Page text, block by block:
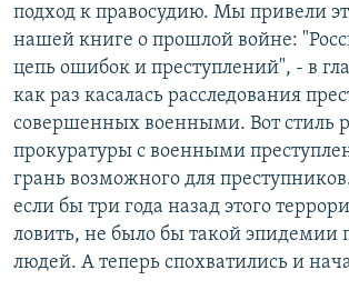
подход к правосудию. Мы привели
нашей книге о прошлой войне:
цепь ошибок и преступлений", - в
как раз касалась расследования
совершенных военными. Вот стиль
прокуратуры с военными
грань возможного для
если бы три года назад этого
ловить, не было бы такой
людей. А теперь спохватились и